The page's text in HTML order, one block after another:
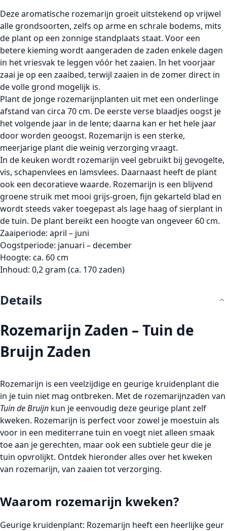
Dezearomatische rozemarijn groeit uitstekend op vrijwel
alle grondsoorten, zelfs op arme en schrale bodems, mits
de plant op een zonnige standplaats staat. Voor een
betere kieming wordt aangeraden de zaden enkele dagen
in hetvriesvakte leggen vóór het zaaien. In het voorjaar
zaai je op een zaaibed, terwijl zaaien in de zomer direct in
devolle grond mogelijk is.
Plant de jonge rozemarijnplanten uit met een onderlinge
afstand van circa 70 cm. De eerste verse blaadjes oogst je
het volgende jaar in de lente; daarna kan er het hele jaar
doorworden geoogst. Rozemarijn is een sterke,
meerjarige plant die weinig verzorging vraagt.
In de keuken wordt rozemarijn veel gebruikt bij gevogelte,
vis, schapenvlees en lamsvlees. Daarnaast heeft de plant
ook een decoratieve waarde. Rozemarijn is een blijvend
groene struik met mooi grijs-groen, fijn gekarteld blad en
wordt steeds vaker toegepast als lage haag of sierplant in
de tuin. De plant bereikt een hoogte van ongeveer 60 cm.
Zaaiperiode: april – juni
Oogstperiode: januari – december
Hoogte: ca. 60 cm
Inhoud: 0,2 gram (ca. 170 zaden)
Details
Rozemarijn Zaden – Tuin de
Bruijn Zaden
Rozemarijn is een veelzijdige en geurige kruidenplant die
in je tuin niet mag ontbreken. Met de rozemarijnzaden van
Tuin de Bruijn kun je eenvoudig deze geurige plant zelf
kweken. Rozemarijn is perfect voor zowel je moestuin als
voor in een mediterrane tuin en voegt niet alleen smaak
toe aan je gerechten, maar ook een subtiele geur die je
tuin opvrolijkt. Ontdek hieronder alles over het kweken
van rozemarijn, van zaaien tot verzorging.
Waarom rozemarijn kweken?
Geurige kruidenplant: Rozemarijn heeft een heerlijke geur